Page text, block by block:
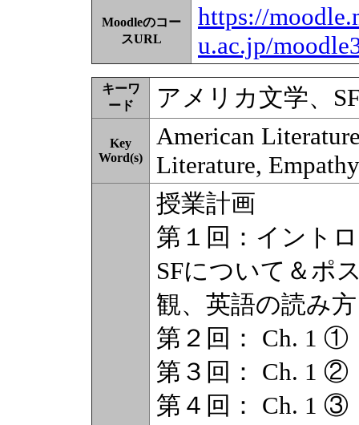
Moodleのコー
スURL
https://
u.ac.jp/
キーワ
ード
アメリカ文学、
Key
Word(s)
American
Literature, Empathy
授業計画
第１回：イント
SFについて＆ポ
観、英語の読み
第２回： Ch. 1 ①
第３回： Ch. 1 ②
第４回： Ch. 1 ③